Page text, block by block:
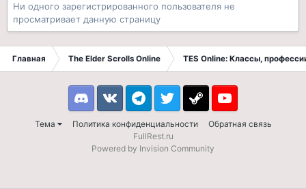
Ни одного зарегистрированного пользователя не
просматривает данную страницу
Главная The Elder Scrolls Online TES Online: Классы,
Тема Политика конфиденциальности Обратная связь
DiscordVK TelegramTwitter Steam Youtube
FullRest.ru
Powered by Invision Community